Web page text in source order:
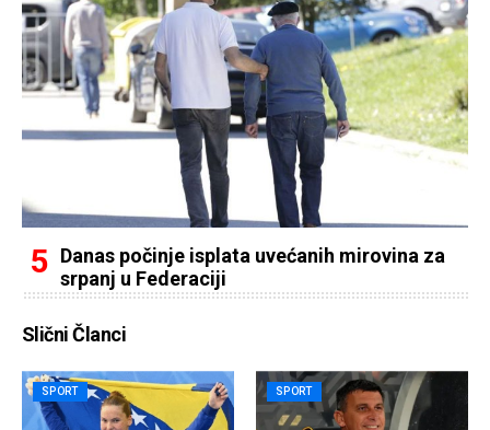
Danas počinje isplata uvećanih mirovina za
srpanj u Federaciji
Slični Članci
SPORT SPORT